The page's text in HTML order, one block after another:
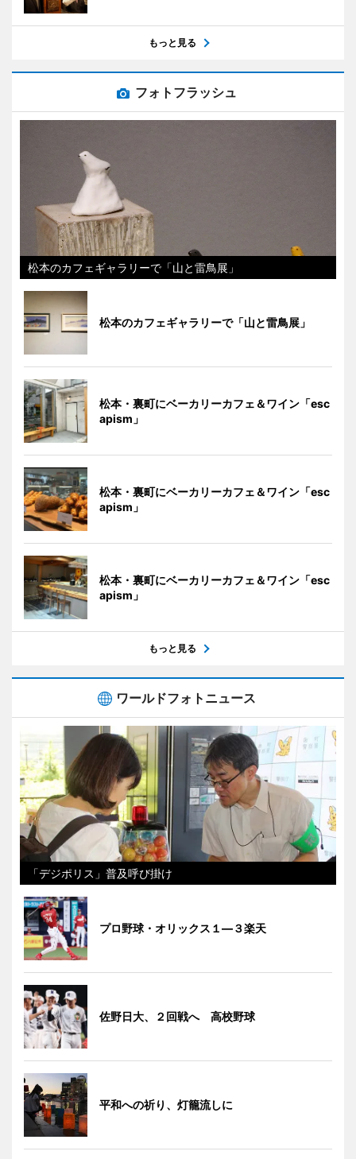
もっと見る
フォトフラッシュ
松本のカフェギャラリーで「山と雷鳥展」
松本のカフェギャラリーで「山と雷鳥展」
松本・裏町にベーカリーカフェ＆ワイン「esc
apism」
松本・裏町にベーカリーカフェ＆ワイン「esc
apism」
松本・裏町にベーカリーカフェ＆ワイン「esc
apism」
もっと見る
ワールドフォトニュース
「デジポリス」普及呼び掛け
プロ野球・オリックス１―３楽天
佐野日大、２回戦へ 高校野球
平和への祈り、灯籠流しに